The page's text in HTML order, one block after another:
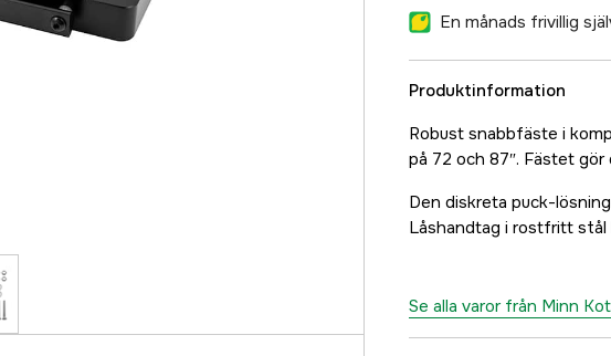
En månads frivillig
Produktinformation
Robust snabbfäste i
på 72 och 87″. Fästet
Den diskreta puck-
Låshandtag i rostfritt stål
Se alla varor från Minn